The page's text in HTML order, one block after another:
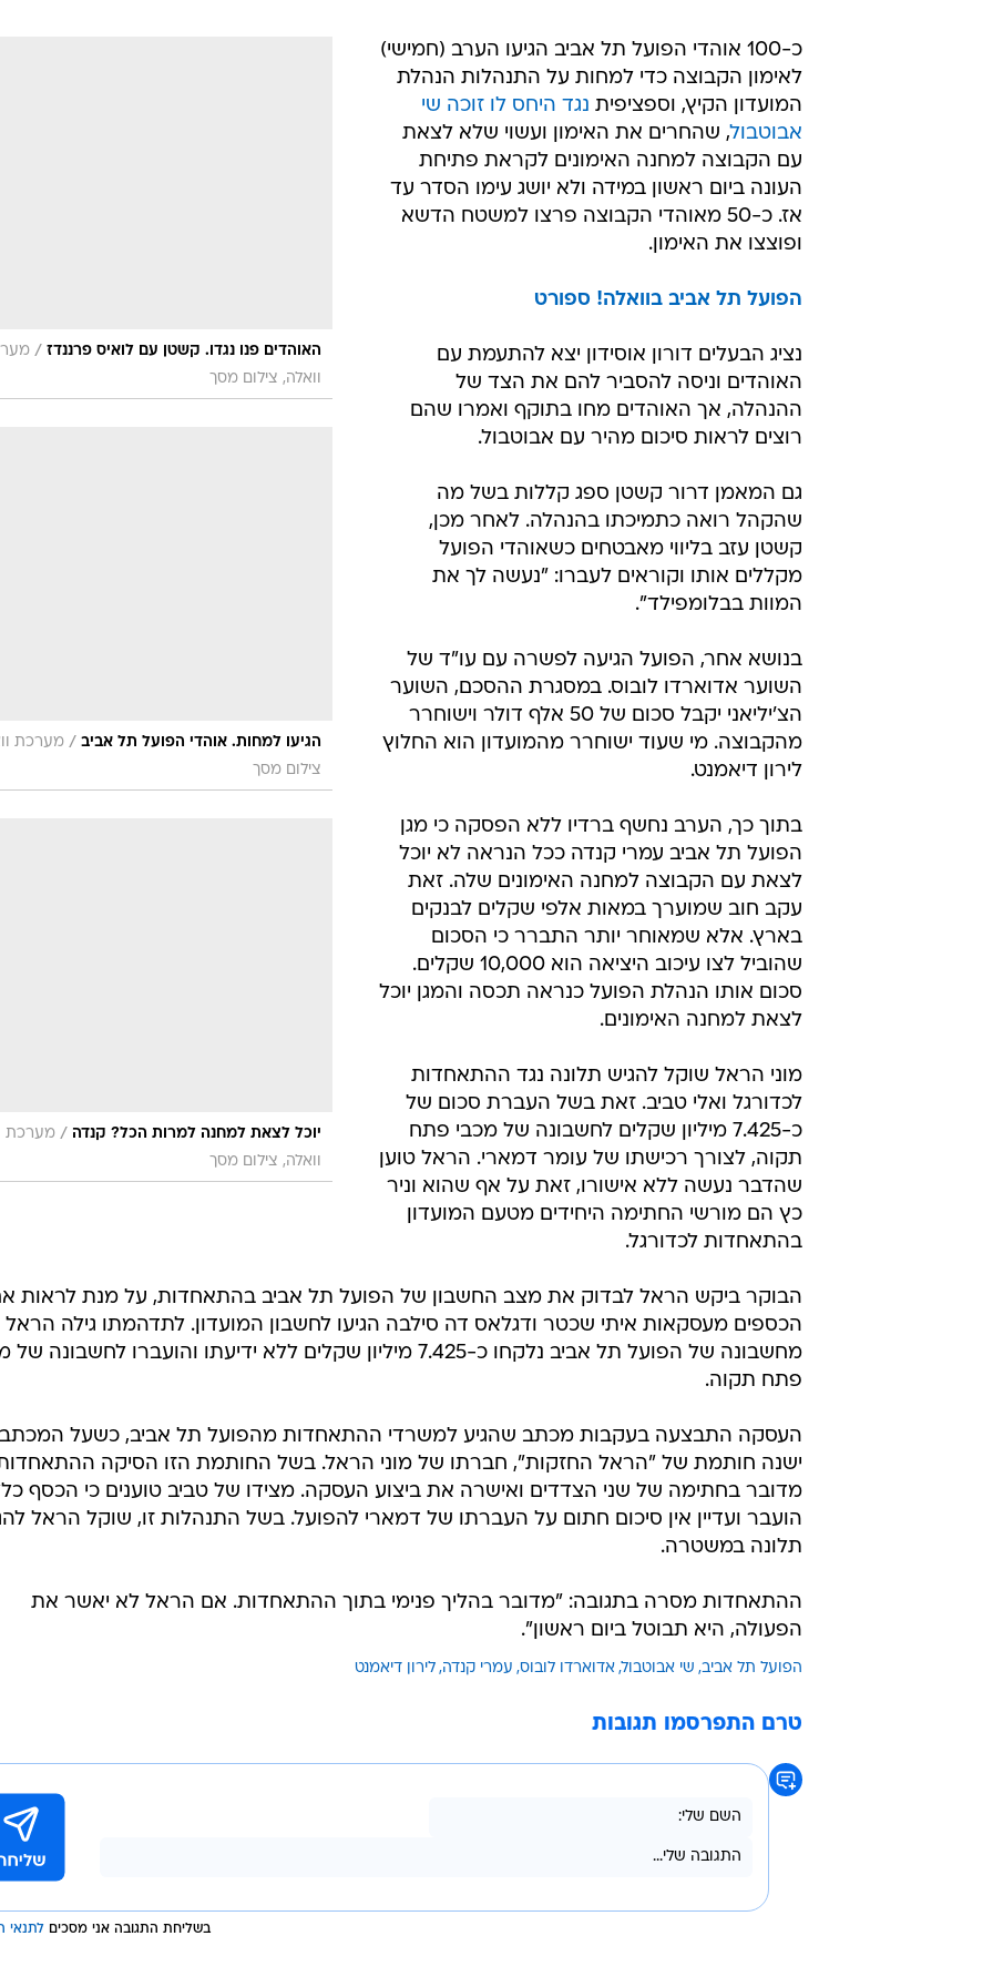
האוהדים פנו נגדו. קשטן עם לואיס פרננדז /
וואלה, צילום מסך
הגיעו למחות. אוהדי הפועל תל אביב / מערכת
צילום מסך
יוכל לצאת למחנה למרות הכל? קנדה / מערכת
וואלה, צילום מסך
כ-100 אוהדי הפועל תל אביב הגיעו הערב (חמישי)
לאימון הקבוצה כדי למחות על התנהלות הנהלת
המועדון הקיץ, וספציפית נגד היחס לו זוכה שי
אבוטבול, שהחרים את האימון ועשוי שלא לצאת
עם הקבוצה למחנה האימונים לקראת פתיחת
העונה ביום ראשון במידה ולא יושג עימו הסדר עד
אז. כ-50 מאוהדי הקבוצה פרצו למשטח הדשא
ופוצצו את האימון.
הפועל תל אביב בוואלה! ספורט
נציג הבעלים דורון אוסידון יצא להתעמת עם
האוהדים וניסה להסביר להם את הצד של
ההנהלה, אך האוהדים מחו בתוקף ואמרו שהם
רוצים לראות סיכום מהיר עם אבוטבול.
גם המאמן דרור קשטן ספג קללות בשל מה
שהקהל רואה כתמיכתו בהנהלה. לאחר מכן,
קשטן עזב בליווי מאבטחים כשאוהדי הפועל
מקללים אותו וקוראים לעברו: "נעשה לך את
המוות בבלומפילד".
בנושא אחר, הפועל הגיעה לפשרה עם עו"ד של
השוער אדוארדו לובוס. במסגרת ההסכם, השוער
הצ'יליאני יקבל סכום של 50 אלף דולר וישוחרר
מהקבוצה. מי שעוד ישוחרר מהמועדון הוא החלוץ
לירון דיאמנט.
בתוך כך, הערב נחשף ברדיו ללא הפסקה כי מגן
הפועל תל אביב עמרי קנדה ככל הנראה לא יוכל
לצאת עם הקבוצה למחנה האימונים שלה. זאת
עקב חוב שמוערך במאות אלפי שקלים לבנקים
בארץ. אלא שמאוחר יותר התברר כי הסכום
שהוביל לצו עיכוב היציאה הוא 10,000 שקלים.
סכום אותו הנהלת הפועל כנראה תכסה והמגן יוכל
לצאת למחנה האימונים.
מוני הראל שוקל להגיש תלונה נגד ההתאחדות
לכדורגל ואלי טביב. זאת בשל העברת סכום של
כ-7.425 מיליון שקלים לחשבונה של מכבי פתח
תקוה, לצורך רכישתו של עומר דמארי. הראל טוען
שהדבר נעשה ללא אישורו, זאת על אף שהוא וניר
כץ הם מורשי החתימה היחידים מטעם המועדון
בהתאחדות לכדורגל.
הבוקר ביקש הראל לבדוק את מצב החשבון של הפועל תל אביב בהתאחדות, על מנת לראות
הכספים מעסקאות איתי שכטר ודגלאס דה סילבה הגיעו לחשבון המועדון. לתדהמתו גילה הראל
מחשבונה של הפועל תל אביב נלקחו כ-7.425 מיליון שקלים ללא ידיעתו והועברו לחשבונה
פתח תקוה.
העסקה התבצעה בעקבות מכתב שהגיע למשרדי ההתאחדות מהפועל תל אביב, כשעל המכתב
ישנה חותמת של "הראל החזקות", חברתו של מוני הראל. בשל החותמת הזו הסיקה
מדובר בחתימה של שני הצדדים ואישרה את ביצוע העסקה. מצידו של טביב טוענים כי הכסף
הועבר ועדיין אין סיכום חתום על העברתו של דמארי להפועל. בשל התנהלות זו, שוקל הראל
תלונה במשטרה.
ההתאחדות מסרה בתגובה: "מדובר בהליך פנימי בתוך ההתאחדות. אם הראל לא יאשר את
הפעולה, היא תבוטל ביום ראשון".
הפועל תל אביב שי אבוטבול אדוארדו לובוס עמרי קנדה לירון דיאמנט
טרם התפרסמו תגובות
בשליחת התגובה אני מסכים לתנאי